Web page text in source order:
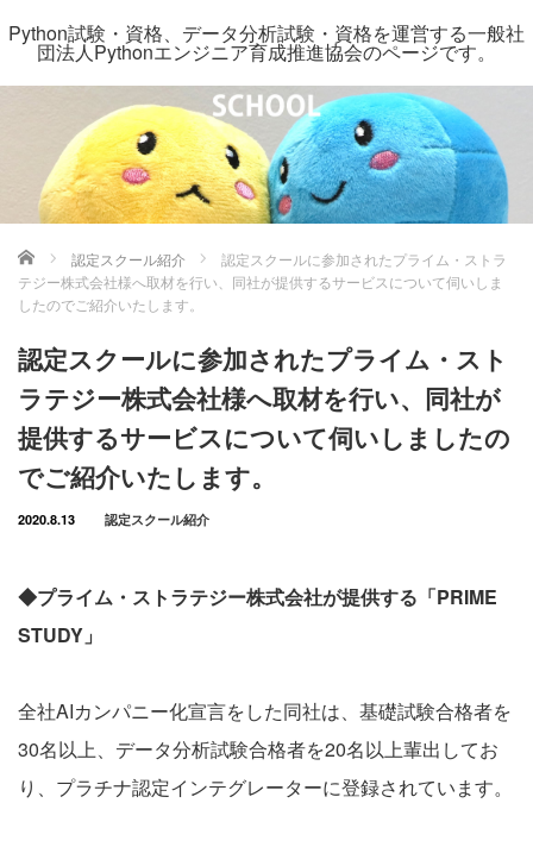
Python試験・資格、データ分析試験・資格を運営する一般社
団法人Pythonエンジニア育成推進協会のページです。
ホーム 認定スクール紹介
認定スクールに参加されたプライム・ストラ
テジー株式会社様へ取材を行い、同社が提供するサービスについて伺いしま
したのでご紹介いたします。
認定スクールに参加されたプライム・スト
ラテジー株式会社様へ取材を行い、同社が
提供するサービスについて伺いしましたの
でご紹介いたします。
2020.8.13 認定スクール紹介
◆プライム・ストラテジー株式会社が提供する「PRIME
STUDY」
全社AIカンパニー化宣言をした同社は、基礎試験合格者を
30名以上、データ分析試験合格者を20名以上輩出してお
り、プラチナ認定インテグレーターに登録されています。